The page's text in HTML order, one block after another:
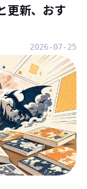
更新、おす
2026-07-25